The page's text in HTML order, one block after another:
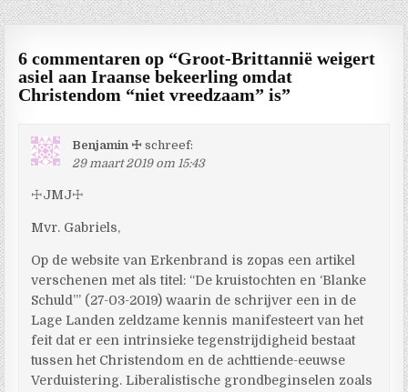
6 commentaren op “Groot-Brittannië weigert
asiel aan Iraanse bekeerling omdat
Christendom “niet vreedzaam” is”
Benjamin ☩ schreef:
29 maart 2019 om 15:43
☩JMJ☩
Mvr. Gabriels,
Op de website van Erkenbrand is zopas een artikel
verschenen met als titel: “De kruistochten en ‘Blanke
Schuld’” (27-03-2019) waarin de schrijver een in de
Lage Landen zeldzame kennis manifesteert van het
feit dat er een intrinsieke tegenstrijdigheid bestaat
tussen het Christendom en de achttiende-eeuwse
Verduistering. Liberalistische grondbeginselen zoals